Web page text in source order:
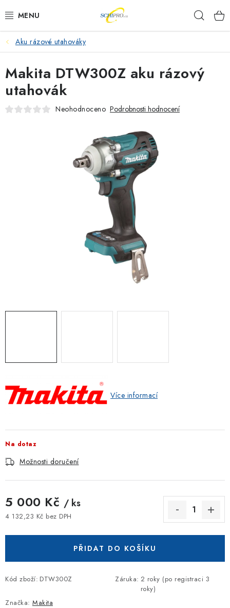
na
AKU NÁŘADÍ
ELEKTRICKÉ NÁŘADÍ
PŘÍSLUŠENSTVÍ
Obchodní podmínky
Reklamace
Aku rázové utahováky
Více informací
Na dotaz
Možnosti doručení
5 000 Kč / ks
4 132,23 Kč bez DPH
PŘIDAT DO KOŠÍKU
Kód zboží: DTW300Z Záruka: 2 roky (po registraci 3
roky)
Značka: Makita
Makita DTW300Z aku rázový
utahovák
Neohodnoceno Podrobnosti hodnocení